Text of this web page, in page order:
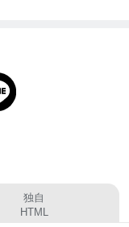
独自
HTML